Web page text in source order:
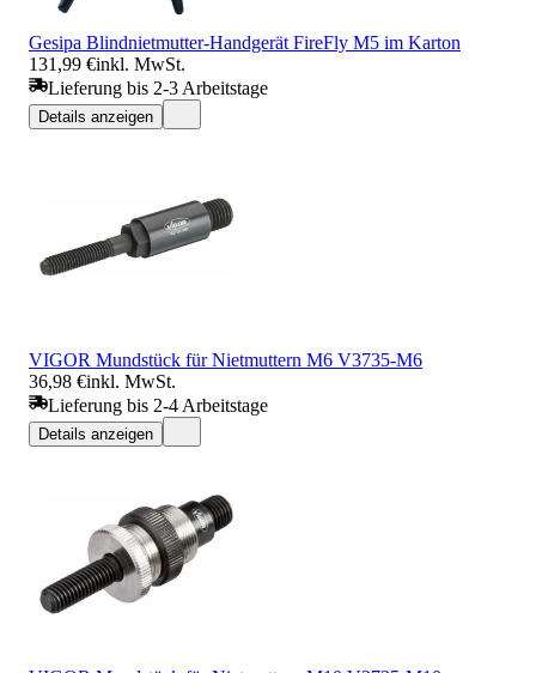
Gesipa Blindnietmutter-Handgerät FireFly M5 im Karton
131,99 €inkl. MwSt.
Lieferung bis 2-3 Arbeitstage
Details anzeigen
VIGOR Mundstück für Nietmuttern M6 V3735-M6
36,98 €inkl. MwSt.
Lieferung bis 2-4 Arbeitstage
Details anzeigen